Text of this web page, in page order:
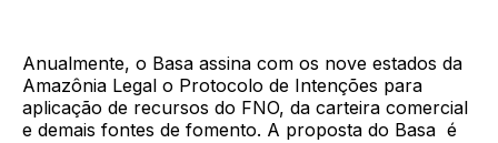
Anualmente, o Basa assina com os nove estados da
Amazônia Legal o Protocolo de Intenções para
aplicação de recursos do FNO, da carteira comercial
e demais fontes de fomento. A proposta do Basa é